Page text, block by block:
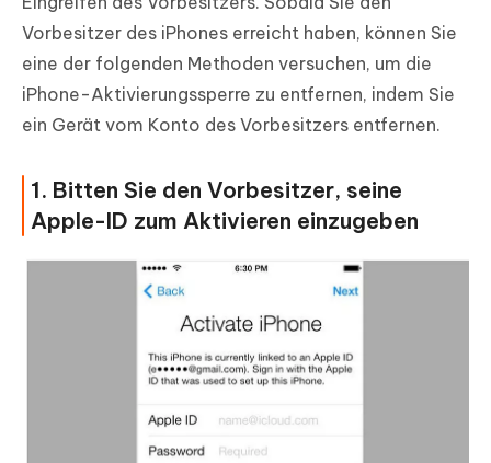
Vorbesitzer des iPhones erreicht haben, können Sie
eine der folgenden Methoden versuchen, um die
iPhone-Aktivierungssperre zu entfernen, indem Sie
ein Gerät vom Konto des Vorbesitzers entfernen.
1. Bitten Sie den Vorbesitzer, seine
Apple-ID zum Aktivieren einzugeben